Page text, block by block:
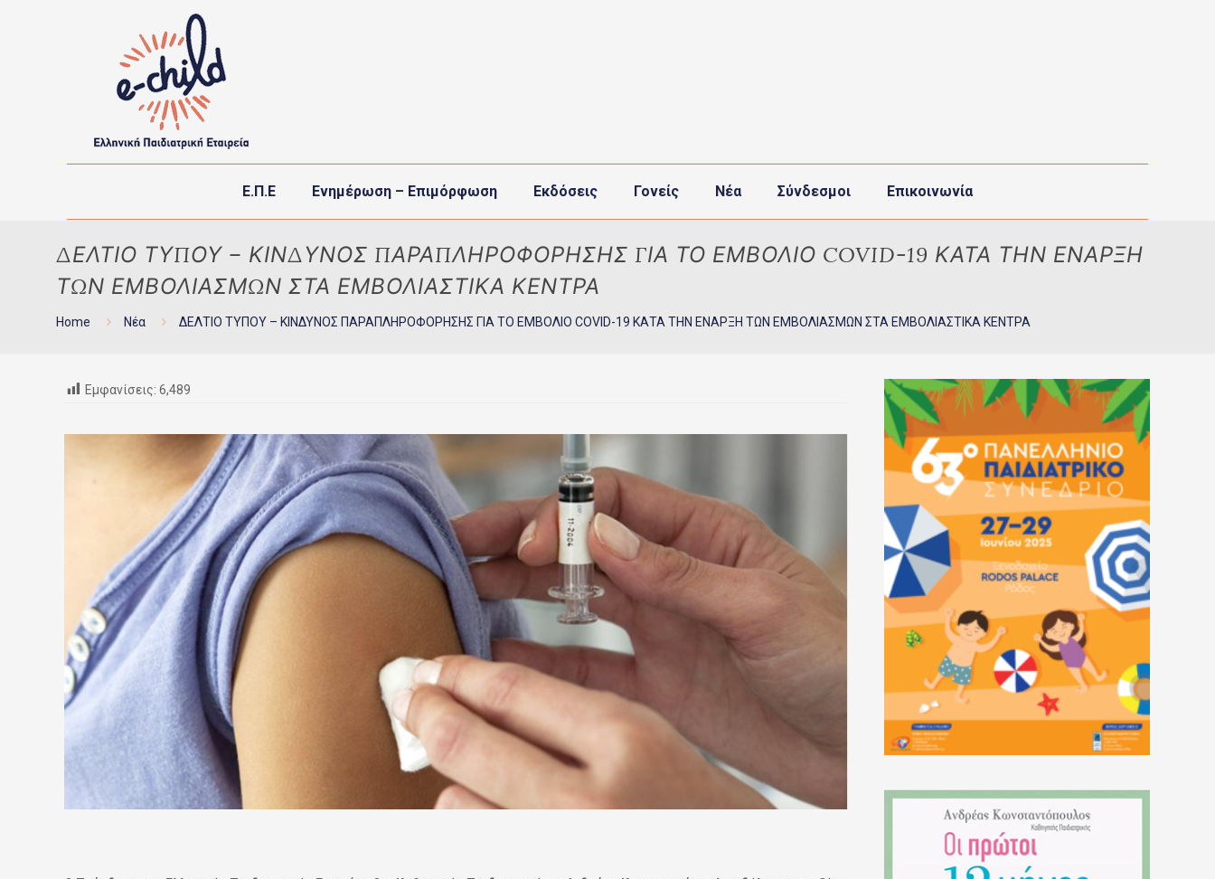
Ε.Π.Ε Ενημέρωση – Επιμόρφωση Εκδόσεις Γονείς Νέα Σύνδεσμοι Επικοινωνία
ΔΕΛΤΙΟ ΤΥΠΟΥ – ΚΙΝΔΥΝΟΣ ΠΑΡΑΠΛΗΡΟΦΟΡΗΣΗΣ ΓΙΑ ΤΟ ΕΜΒΟΛΙΟ COVID-19 ΚΑΤΑ ΤΗΝ ΕΝΑΡΞΗ
ΤΩΝ ΕΜΒΟΛΙΑΣΜΩΝ ΣΤΑ ΕΜΒΟΛΙΑΣΤΙΚΑ ΚΕΝΤΡΑ
Home Νέα ΔΕΛΤΙΟ ΤΥΠΟΥ – ΚΙΝΔΥΝΟΣ ΠΑΡΑΠΛΗΡΟΦΟΡΗΣΗΣ ΓΙΑ ΤΟ ΕΜΒΟΛΙΟ COVID-19 ΚΑΤΑ ΤΗΝ ΕΝΑΡΞΗ ΤΩΝ ΕΜΒΟΛΙΑΣΜΩΝ ΣΤΑ ΕΜΒΟΛΙΑΣΤΙΚΑ ΚΕΝΤΡΑ
Εμφανίσεις: 6,489